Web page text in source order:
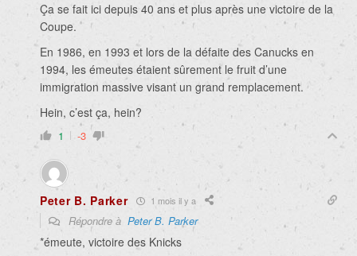
Ça se fait ici depuis 40 ans et plus après une victoire de la
Coupe.
En 1986, en 1993 et lors de la défaite des Canucks en
1994, les émeutes étaient sûrement le fruit d’une
immigration massive visant un grand remplacement.
Hein, c’est ça, hein?
1 -3
Peter B. Parker 1 mois il y a
Répondre à Peter B. Parker
*émeute, victoire des Knicks